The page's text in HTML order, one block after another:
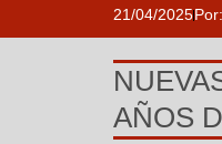
21/04/2025Por:
AÑOS